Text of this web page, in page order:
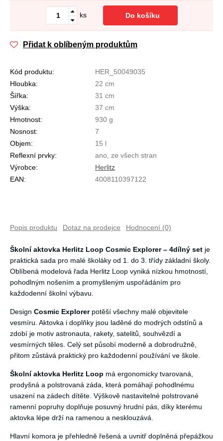
ks Do košíku
Přidat k oblíbeným produktům
Kód produktu:
HER_50049035
Hloubka:
22 cm
Šířka:
31 cm
Výška:
37 cm
Hmotnost:
930 g
Nosnost:
7
Objem:
15 l
Reflexní prvky:
ano, ze všech stran
Výrobce:
Herlitz
EAN:
4008110397122
Popis produktu Dotaz na prodejce Hodnocení (0)
Školní aktovka Herlitz Loop Cosmic Explorer – 4dílný set je
praktická sada pro malé školáky od 1. do 3. třídy základní školy.
Oblíbená modelová řada Herlitz Loop vyniká nízkou hmotností,
pohodlným nošením a promyšleným uspořádáním pro
každodenní školní výbavu.
Design Cosmic Explorerpotěší všechny malé objevitele
vesmíru. Aktovka i doplňky jsou laděné do modrých odstínů a
zdobí je motiv astronauta, rakety, satelitů, souhvězdí a
vesmírných těles. Celý set působí moderně a dobrodružně,
přitom zůstává praktický pro každodenní používání ve škole.
Školní aktovka Herlitz Loop má ergonomicky tvarovaná,
prodyšná a polstrovaná záda, která pomáhají pohodlnému
usazení na zádech dítěte. Výškově nastavitelné polstrované
ramenní popruhy doplňuje posuvný hrudní pás, díky kterému
aktovka lépe drží na ramenou a nesklouzává.
Hlavní komora je přehledně řešená a uvnitř doplněná přepážkou